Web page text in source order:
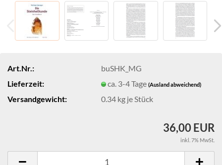
Art.Nr.:
buSHK_MG
Lieferzeit:
ca. 3-4 Tage(Ausland abweichend)
Versandgewicht: 0.34 kg je Stück
36,00 EUR
inkl. 7% MwSt.